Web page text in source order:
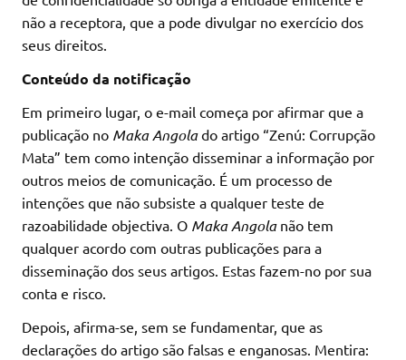
não a receptora, que a pode divulgar no exercício dos
seus direitos.
Conteúdo da notificação
Em primeiro lugar, o e-mail começa por afirmar que a
publicação no Maka Angolado artigo “Zenú: Corrupção
Mata” tem como intenção disseminar a informação por
outros meios de comunicação. É um processo de
intenções que não subsiste a qualquer teste de
razoabilidade objectiva. O Maka Angolanão tem
qualquer acordo com outras publicações para a
disseminação dos seus artigos. Estas fazem-no por sua
conta e risco.
Depois, afirma-se, sem se fundamentar, que as
declarações do artigo são falsas e enganosas. Mentira: